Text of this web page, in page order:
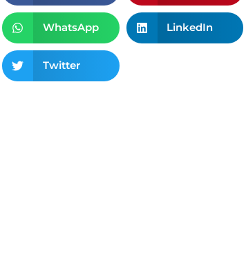
WhatsApp LinkedIn
Twitter